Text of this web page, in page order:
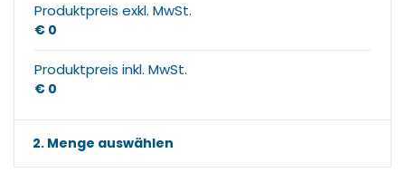
Produktpreis exkl. MwSt.
€ 0
Produktpreis inkl. MwSt.
€ 0
2. Menge auswählen